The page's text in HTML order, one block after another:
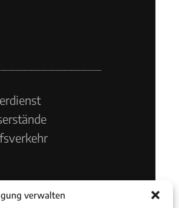
verwalten